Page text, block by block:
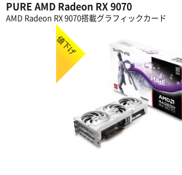
PURE AMD Radeon RX 9070
AMD Radeon RX 9070搭載グラフィックカード
値下げ